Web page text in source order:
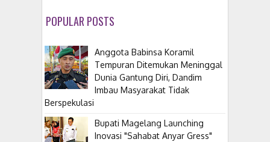
POPULAR POSTS
Anggota Babinsa Koramil
Tempuran Ditemukan Meninggal
Dunia Gantung Diri, Dandim
Imbau Masyarakat Tidak
Berspekulasi
Bupati Magelang Launching
Inovasi "Sahabat Anyar Gress"